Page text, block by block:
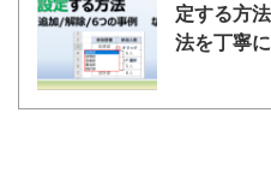
定する方
法を丁寧